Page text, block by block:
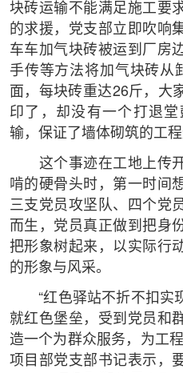
块砖运输不能满足施工要
的求援，党支部立即吹响
车车加气块砖被运到厂房
手传等方法将加气块砖从
面，每块砖重达26斤，大
印了，却没有一个打退
输，保证了墙体砌筑的工程
这个事迹在工地上传开
啃的硬骨头时，第一时间
三支党员攻坚队、四个党
而生，党员真正做到把身
把形象树起来，以实际行
的形象与风采。
“红色驿站不折不扣实
就红色堡垒，受到党员和
造一个为群众服务，为工
项目部党支部书记表示，